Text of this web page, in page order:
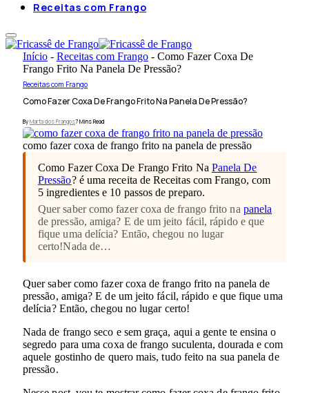
Receitas com Frango
Início - Receitas com Frango - Como Fazer Coxa De
Frango Frito Na Panela De Pressão?
Receitas com Frango
Como Fazer Coxa De Frango Frito Na Panela De Pressão?
ByMarta dos Frangos7 Mins Read
como fazer coxa de frango frito na panela de pressão
Como Fazer Coxa De Frango Frito Na Panela De
Pressão? é uma receita de Receitas com Frango, com
5 ingredientes e 10 passos de preparo.
Quer saber como fazer coxa de frango frito na panela
de pressão, amiga? E de um jeito fácil, rápido e que
fique uma delícia? Então, chegou no lugar
certo!Nada de…
Quer saber como fazer coxa de frango frito na panela de
pressão, amiga? E de um jeito fácil, rápido e que fique uma
delícia? Então, chegou no lugar certo!
Nada de frango seco e sem graça, aqui a gente te ensina o
segredo para uma coxa de frango suculenta, dourada e com
aquele gostinho de quero mais, tudo feito na sua panela de
pressão.